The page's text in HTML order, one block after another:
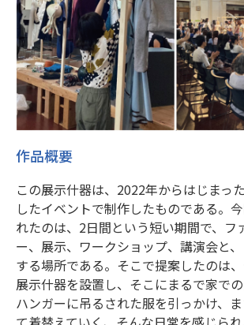
作品概要
この展示什器は、2022年からはじまっ
したイベントで制作したものである。
れたのは、2日間という短い期間で、フ
ー、展示、ワークショップ、講演会と
する場所である。そこで提案したのは
展示什器を設置し、そこにまるで家での
ハンガーに吊るされた服を引っかけ、